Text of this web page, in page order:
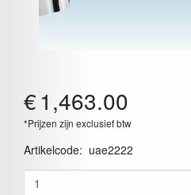
€1,463.00
*Prijzen zijn exclusief btw
Artikelcode: uae2222